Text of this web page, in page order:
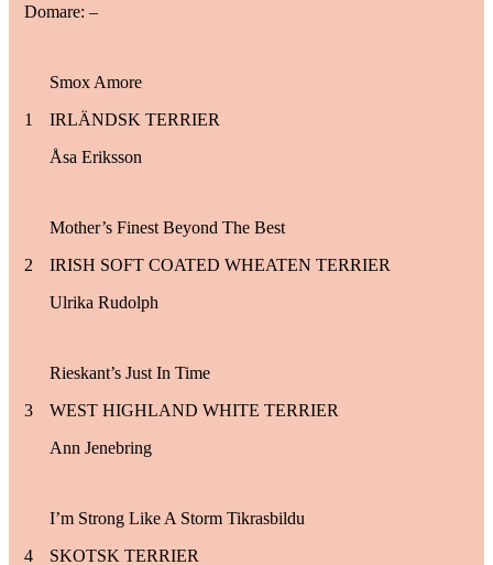
Domare: –
1
Smox Amore
IRLÄNDSK TERRIER
Åsa Eriksson
2
Mother’s Finest Beyond The Best
IRISH SOFT COATED WHEATEN TERRIER
Ulrika Rudolph
3
Rieskant’s Just In Time
WEST HIGHLAND WHITE TERRIER
Ann Jenebring
4
I’m Strong Like A Storm Tikrasbildu
SKOTSK TERRIER